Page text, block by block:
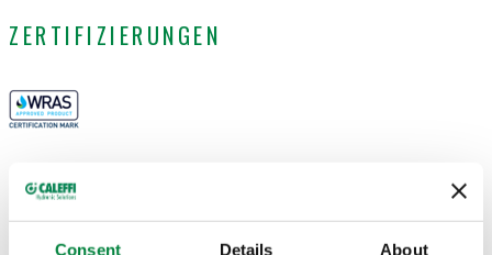
Consent Details About
ZERTIFIZIERUNGEN
ZEICHNUNGEN UND SPEZIFIKATIONEN